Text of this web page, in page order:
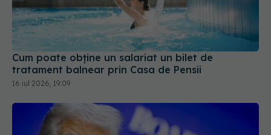
Cum poate obține un salariat un bilet de
tratament balnear prin Casa de Pensii
16 iul 2026, 19:09